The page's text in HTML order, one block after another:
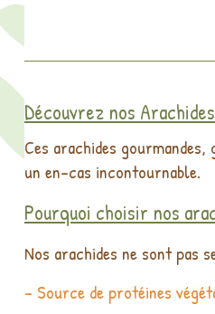
Découvrez nos
Ces arachides
un en-cas incontournable.
Pourquoi choisir nos
Nos arachides ne sont pas
- Source de protéines